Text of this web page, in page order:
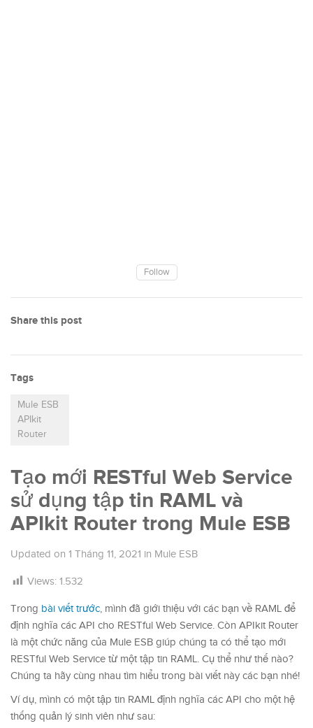
Follow
Share this post
Tags
Mule ESB
APIkit
Router
Tạo mới RESTful Web Service
sử dụng tập tin RAML và
APIkit Router trong Mule ESB
Updated on 1 Tháng 11, 2021 in Mule ESB
Views: 1.532
Trong bài viết trước, mình đã giới thiệu với các bạn về RAML để
định nghĩa các API cho RESTful Web Service. Còn APIkit Router
là một chức năng của Mule ESB giúp chúng ta có thể tạo mới
RESTful Web Service từ một tập tin RAML. Cụ thể như thế nào?
Chúng ta hãy cùng nhau tìm hiểu trong bài viết này các bạn nhé!
Ví dụ, mình có một tập tin RAML định nghĩa các API cho một hệ
thống quản lý sinh viên như sau: